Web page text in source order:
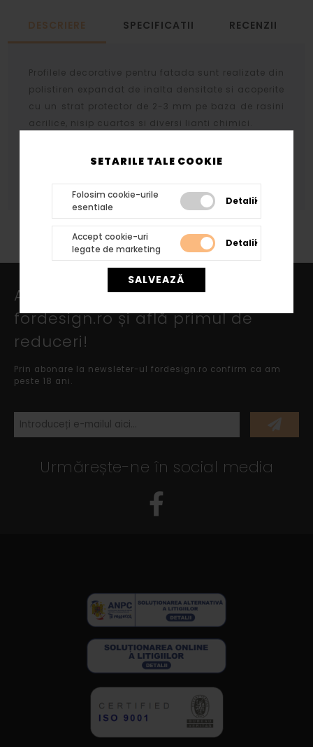
SETARILE TALE COOKIE
Folosim cookie-urile
esentiale
Detalii
Accept cookie-uri
legate de marketing
Detalii
SALVEAZĂ
DESCRIERE SPECIFICATII RECENZII
Profilele decorative pentru fatada sunt realizate din
polistiren expandat de inalta densitate si acoperite
cu un strat protector de 2-3 mm pe baza de rasini
acrilice, nisip cuartos si diversi lianti chimici.
atat profilelor cat si arcadelor, bazelor si
Abonează-te la newsletter
fordesign.ro și află primul de
reduceri!
Prin abonare la newsleter-ul fordesign.ro confirm ca am
peste 18 ani.
Urmărește-ne în social media